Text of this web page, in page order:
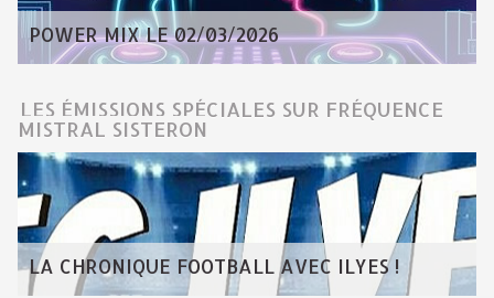
POWER MIX LE 02/03/2026
LES ÉMISSIONS SPÉCIALES SUR FRÉQUENCE
MISTRAL SISTERON
LA CHRONIQUE FOOTBALL AVEC ILYES !